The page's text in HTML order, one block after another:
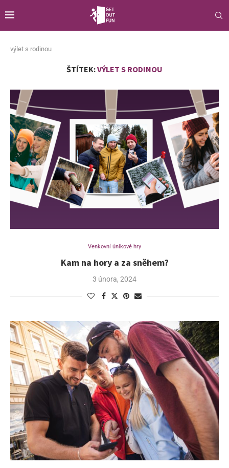
výlet s rodinou
ŠTÍTEK:VÝLET S RODINOU
Venkovní únikové hry
Kam na hory a za sněhem?
3 února, 2024